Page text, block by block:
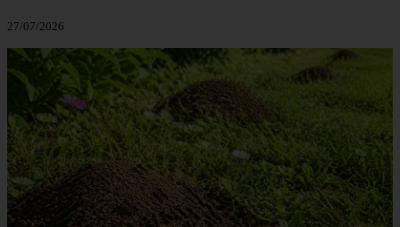
27/07/2026